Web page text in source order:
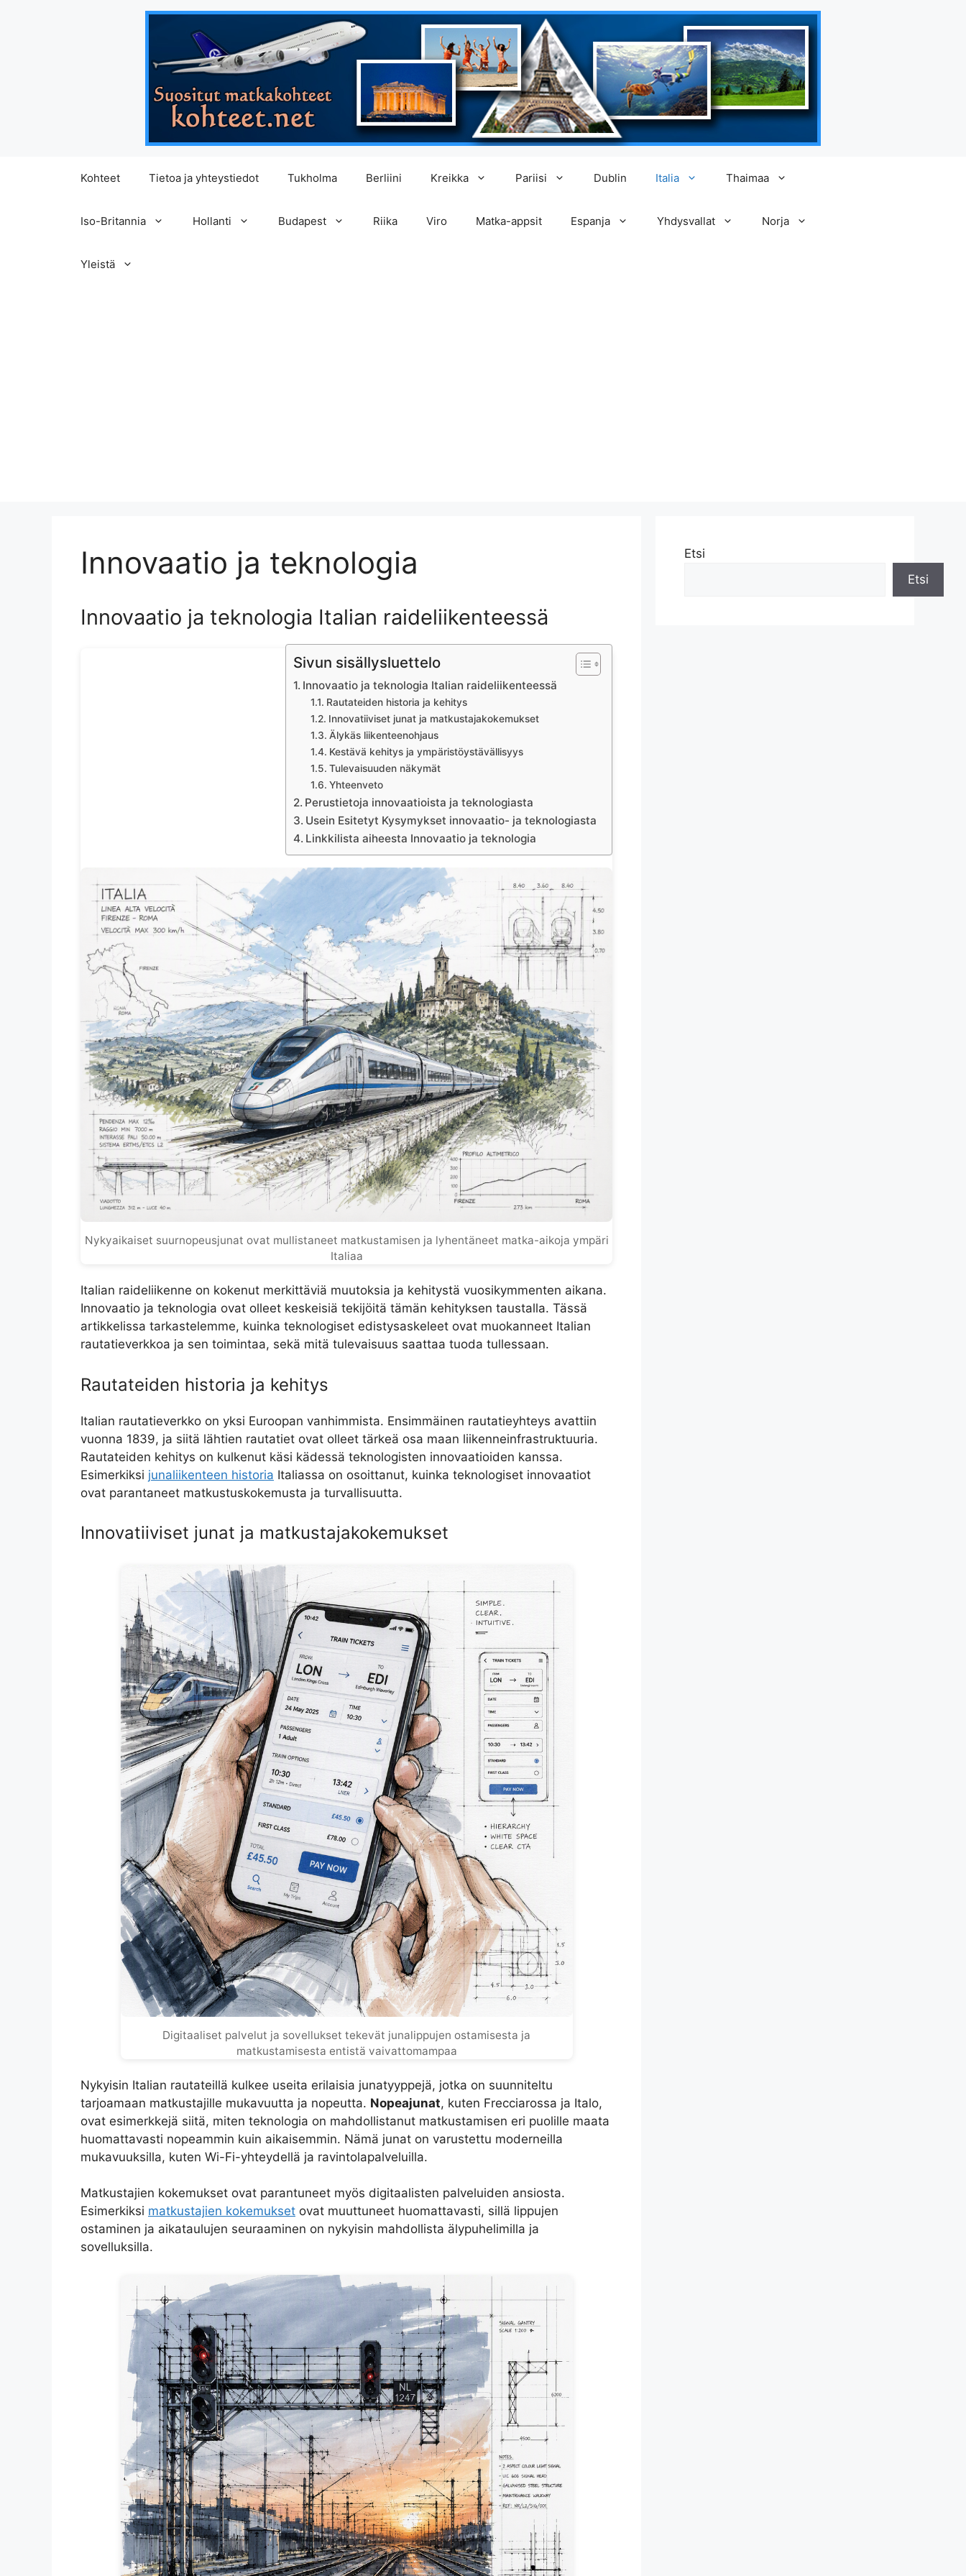
Kohteet Tietoa ja yhteystiedot Tukholma Berliini Kreikka Pariisi Dublin Italia Thaimaa
Iso-Britannia Hollanti Budapest Riika Viro Matka-appsit Espanja Yhdysvallat Norja
Yleistä
Innovaatio ja teknologia
Innovaatio ja teknologia Italian raideliikenteessä
Sivun sisällysluettelo
Innovaatio ja teknologia Italian raideliikenteessä
Rautateiden historia ja kehitys
Innovatiiviset junat ja matkustajakokemukset
Älykäs liikenteenohjaus
Kestävä kehitys ja ympäristöystävällisyys
Tulevaisuuden näkymät
Yhteenveto
Perustietoja innovaatioista ja teknologiasta
Usein Esitetyt Kysymykset innovaatio- ja teknologiasta
Linkkilista aiheesta Innovaatio ja teknologia
Nykyaikaiset suurnopeusjunat ovat mullistaneet matkustamisen ja lyhentäneet matka-aikoja ympäri
Italiaa
Italian raideliikenne on kokenut merkittäviä muutoksia ja kehitystä vuosikymmenten aikana.
Innovaatio ja teknologia ovat olleet keskeisiä tekijöitä tämän kehityksen taustalla. Tässä
artikkelissa tarkastelemme, kuinka teknologiset edistysaskeleet ovat muokanneet Italian
rautatieverkkoa ja sen toimintaa, sekä mitä tulevaisuus saattaa tuoda tullessaan.
Rautateiden historia ja kehitys
Italian rautatieverkko on yksi Euroopan vanhimmista. Ensimmäinen rautatieyhteys avattiin
vuonna 1839, ja siitä lähtien rautatiet ovat olleet tärkeä osa maan liikenneinfrastruktuuria.
Rautateiden kehitys on kulkenut käsi kädessä teknologisten innovaatioiden kanssa.
Esimerkiksi junaliikenteen historia Italiassa on osoittanut, kuinka teknologiset innovaatiot
ovat parantaneet matkustuskokemusta ja turvallisuutta.
Innovatiiviset junat ja matkustajakokemukset
Digitaaliset palvelut ja sovellukset tekevät junalippujen ostamisesta ja
matkustamisesta entistä vaivattomampaa
Nykyisin Italian rautateillä kulkee useita erilaisia junatyyppejä, jotka on suunniteltu
tarjoamaan matkustajille mukavuutta ja nopeutta. Nopeajunat, kuten Frecciarossa ja Italo,
ovat esimerkkejä siitä, miten teknologia on mahdollistanut matkustamisen eri puolille maata
huomattavasti nopeammin kuin aikaisemmin. Nämä junat on varustettu moderneilla
mukavuuksilla, kuten Wi-Fi-yhteydellä ja ravintolapalveluilla.
Matkustajien kokemukset ovat parantuneet myös digitaalisten palveluiden ansiosta.
Esimerkiksi matkustajien kokemukset ovat muuttuneet huomattavasti, sillä lippujen
ostaminen ja aikataulujen seuraaminen on nykyisin mahdollista älypuhelimilla ja
sovelluksilla.
Etsi
Etsi